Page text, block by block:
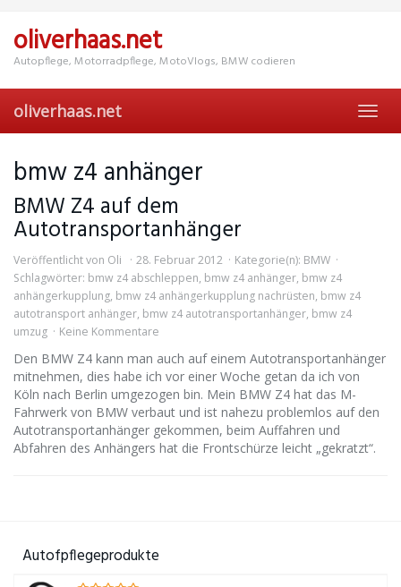
main
content
oliverhaas.net
Autopflege, Motorradpflege, MotoVlogs, BMW codieren
oliverhaas.net
bmw z4 anhänger
BMW Z4 auf dem
Autotransportanhänger
Veröffentlicht von Oli 28. Februar 2012 Kategorie(n): BMW
Schlagwörter: bmw z4 abschleppen, bmw z4 anhänger, bmw z4
anhängerkupplung, bmw z4 anhängerkupplung nachrüsten, bmw z4
autotransport anhänger, bmw z4 autotransportanhänger, bmw z4
umzug
Keine Kommentare
Den BMW Z4 kann man auch auf einem Autotransportanhänger
mitnehmen, dies habe ich vor einer Woche getan da ich von
Köln nach Berlin umgezogen bin. Mein BMW Z4 hat das M-
Fahrwerk von BMW verbaut und ist nahezu problemlos auf den
Autotransportanhänger gekommen, beim Auffahren und
Abfahren des Anhängers hat die Frontschürze leicht „gekratzt“.
Autofpflegeprodukte